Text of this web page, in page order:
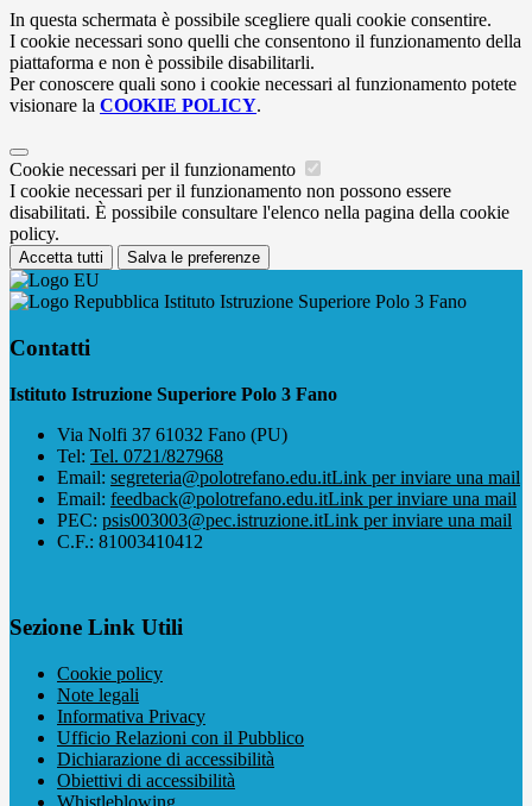
In questa schermata è possibile scegliere quali cookie consentire.
I cookie necessari sono quelli che consentono il funzionamento della
piattaforma e non è possibile disabilitarli.
Per conoscere quali sono i cookie necessari al funzionamento potete
visionare la COOKIE POLICY.
Cookie necessari per il funzionamento
I cookie necessari per il funzionamento non possono essere
disabilitati. È possibile consultare l'elenco nella pagina della cookie
policy.
Accetta tutti Salva le preferenze
Istituto Istruzione Superiore Polo 3 Fano
Contatti
Istituto Istruzione Superiore Polo 3 Fano
Via Nolfi 37 61032 Fano (PU)
Tel: Tel. 0721/827968
Email: segreteria@polotrefano.e​du.itLink per inviare una mail
Email: feedback@polotrefano.edu.itLink per inviare una mail
PEC: psis003003@pec.istruzione.itLink per inviare una mail
C.F.: 81003410412
Sezione Link Utili
Cookie policy
Note legali
Informativa Privacy
Ufficio Relazioni con il Pubblico
Dichiarazione di accessibilità
Obiettivi di accessibilità
Whistleblowing